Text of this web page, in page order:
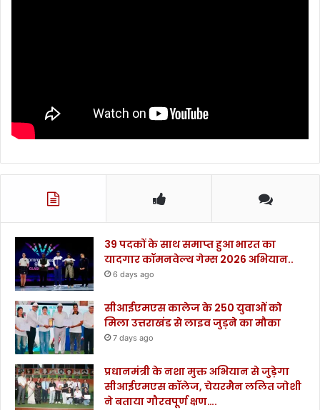
39 पदकों के साथ समाप्त हुआ भारत का
यादगार कॉमनवेल्थ गेम्स 2026 अभियान..
6 days ago
सीआईएमएस कालेज के 250 युवाओं को
मिला उत्तराखंड से लाइव जुड़ने का मौका
7 days ago
प्रधानमंत्री के नशा मुक्त अभियान से जुड़ेगा
सीआईएमएस कॉलेज, चेयरमैन ललित जोशी
ने बताया गौरवपूर्ण क्षण….